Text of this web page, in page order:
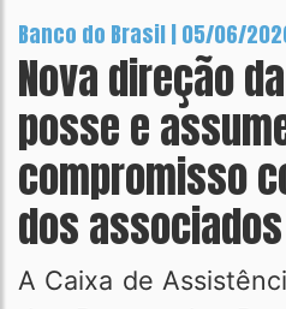
Banco do Brasil | 05/06/
Nova direção
posse e
compromisso
dos associados
A Caixa de